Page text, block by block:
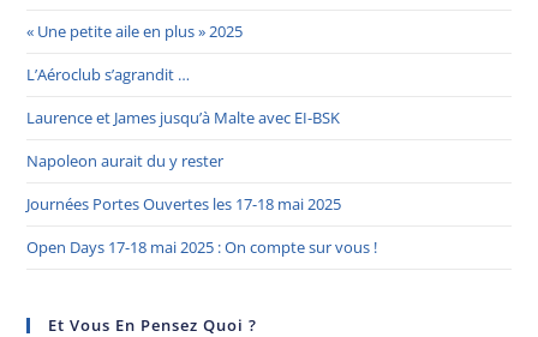
« Une petite aile en plus » 2025
L’Aéroclub s’agrandit …
Laurence et James jusqu’à Malte avec EI-BSK
Napoleon aurait du y rester
Journées Portes Ouvertes les 17-18 mai 2025
Open Days 17-18 mai 2025 : On compte sur vous !
Et Vous En Pensez Quoi ?